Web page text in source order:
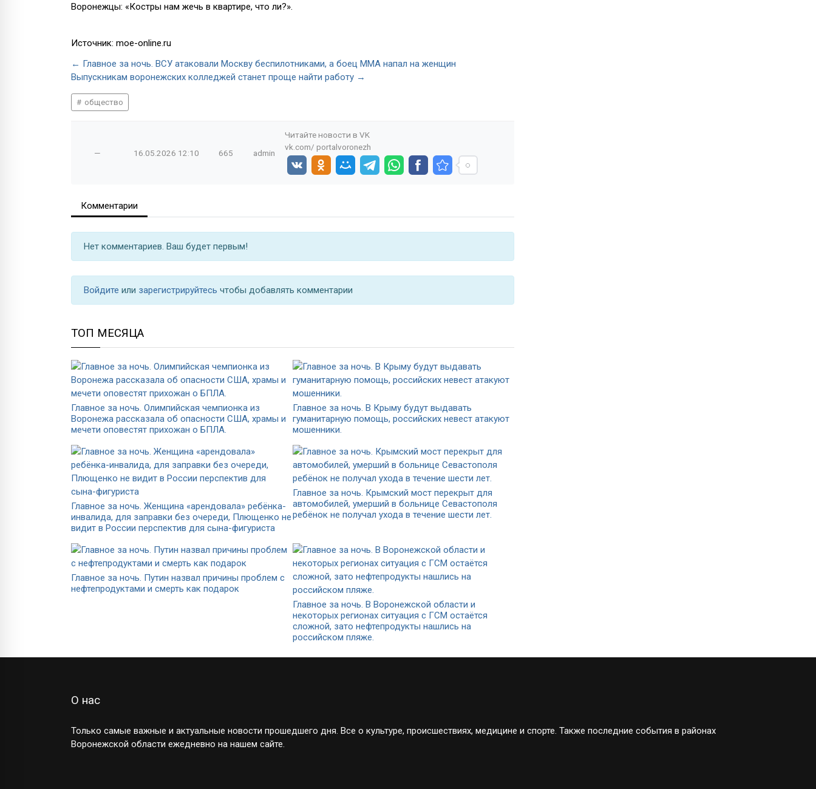
Воронежцы: «Костры нам жечь в квартире, что ли?».
Источник: moe-online.ru
← Главное за ночь. ВСУ атаковали Москву беспилотниками, а боец ММА напал на женщин
Выпускникам воронежских колледжей станет проще найти работу →
общество
— 16.05.2026 12:10 665 admin
Читайте новости в VK
vk.com/ portalvoronezh
Комментарии
Нет комментариев. Ваш будет первым!
Войдите или зарегистрируйтесь чтобы добавлять комментарии
ТОП МЕСЯЦА
Главное за ночь. Олимпийская чемпионка из
Воронежа рассказала об опасности США, храмы и
мечети оповестят прихожан о БПЛА.
Главное за ночь. В Крыму будут выдавать
гуманитарную помощь, российских невест атакуют
мошенники.
Главное за ночь. Женщина «арендовала» ребёнка-
инвалида, для заправки без очереди, Плющенко не
видит в России перспектив для сына-фигуриста
Главное за ночь. Крымский мост перекрыт для
автомобилей, умерший в больнице Севастополя
ребёнок не получал ухода в течение шести лет.
Главное за ночь. Путин назвал причины проблем с
нефтепродуктами и смерть как подарок
Главное за ночь. В Воронежской области и
некоторых регионах ситуация с ГСМ остаётся
сложной, зато нефтепродукты нашлись на
российском пляже.
О нас
Только самые важные и актуальные новости прошедшего дня. Все о культуре, происшествиях, медицине и спорте. Также последние события в районах
Воронежской области ежедневно на нашем сайте.